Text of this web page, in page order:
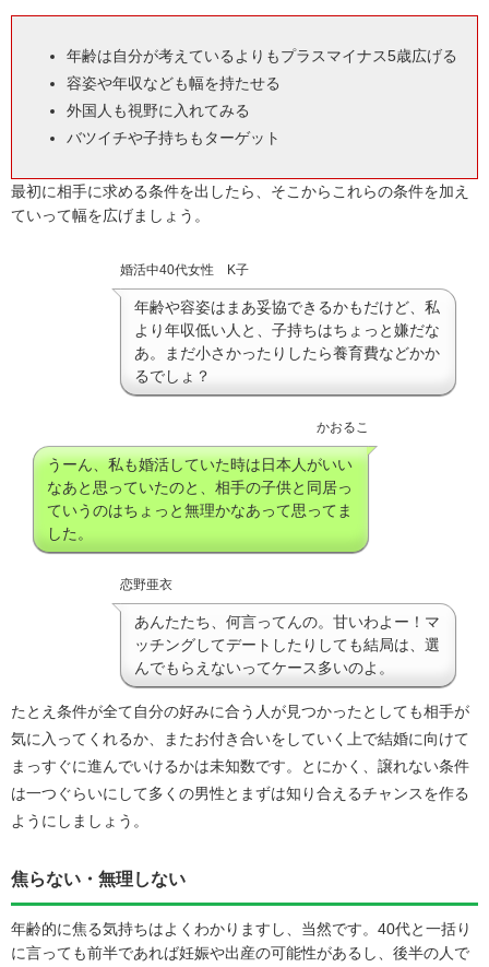
年齢は自分が考えているよりもプラスマイナス5歳広げる
容姿や年収なども幅を持たせる
外国人も視野に入れてみる
バツイチや子持ちもターゲット
最初に相手に求める条件を出したら、そこからこれらの条件を加え
ていって幅を広げましょう。
婚活中40代女性 K子
年齢や容姿はまあ妥協できるかもだけど、私
より年収低い人と、子持ちはちょっと嫌だな
あ。まだ小さかったりしたら養育費などかか
るでしょ？
かおるこ
うーん、私も婚活していた時は日本人がいい
なあと思っていたのと、相手の子供と同居っ
ていうのはちょっと無理かなあって思ってま
した。
恋野亜衣
あんたたち、何言ってんの。甘いわよー！マ
ッチングしてデートしたりしても結局は、選
んでもらえないってケース多いのよ。
たとえ条件が全て自分の好みに合う人が見つかったとしても相手が
気に入ってくれるか、またお付き合いをしていく上で結婚に向けて
まっすぐに進んでいけるかは未知数です。とにかく、譲れない条件
は一つぐらいにして多くの男性とまずは知り合えるチャンスを作る
ようにしましょう。
焦らない・無理しない
年齢的に焦る気持ちはよくわかりますし、当然です。40代と一括り
に言っても前半であれば妊娠や出産の可能性があるし、後半の人で